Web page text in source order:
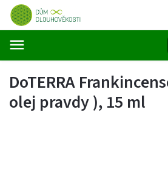
DoTERRA
olej pravdy ), 15 ml